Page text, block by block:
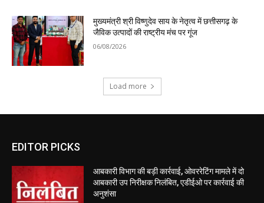
मुख्यमंत्री श्री विष्णुदेव साय के नेतृत्व में छत्तीसगढ़ के
जैविक उत्पादों की राष्ट्रीय मंच पर गूंज
06/08/2026
Load more
EDITOR PICKS
आबकारी विभाग की बड़ी कार्रवाई, ओवररेटिंग मामले में दो
आबकारी उप निरीक्षक निलंबित, एडीईओ पर कार्रवाई की
अनुशंसा